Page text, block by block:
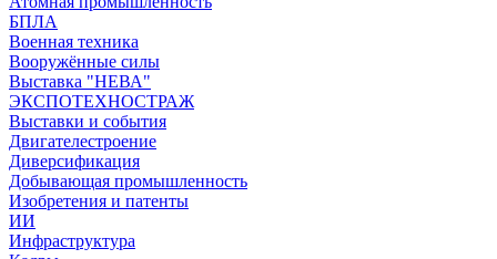
БПЛА
Военная техника
Вооружённые силы
Выставка "НЕВА"
ЭКСПОТЕХНОСТРАЖ
Выставки и события
Двигателестроение
Диверсификация
Добывающая промышленность
Изобретения и патенты
ИИ
Инфраструктура